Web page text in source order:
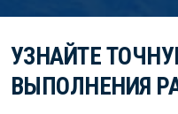
УЗНАЙТЕ
ВЫПОЛНЕНИЯ